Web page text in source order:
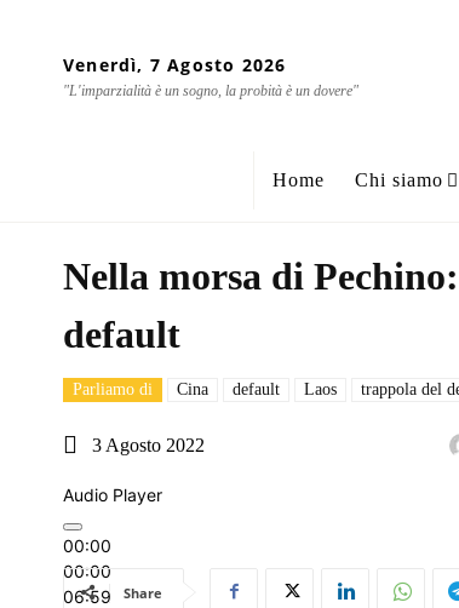
Venerdì, 7 Agosto 2026
"L'imparzialità è un sogno, la probità è un dovere"
Home Chi siamo
Nella morsa di
default
Parliamo di Cina default Laos trappola del
3 Agosto 2022
Audio Player
00:00
00:00
06:59
Share